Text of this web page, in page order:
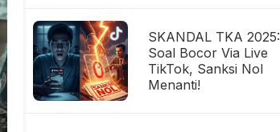
SKANDAL TKA 2025:
Soal Bocor Via Live
TikTok, Sanksi Nol
Menanti!